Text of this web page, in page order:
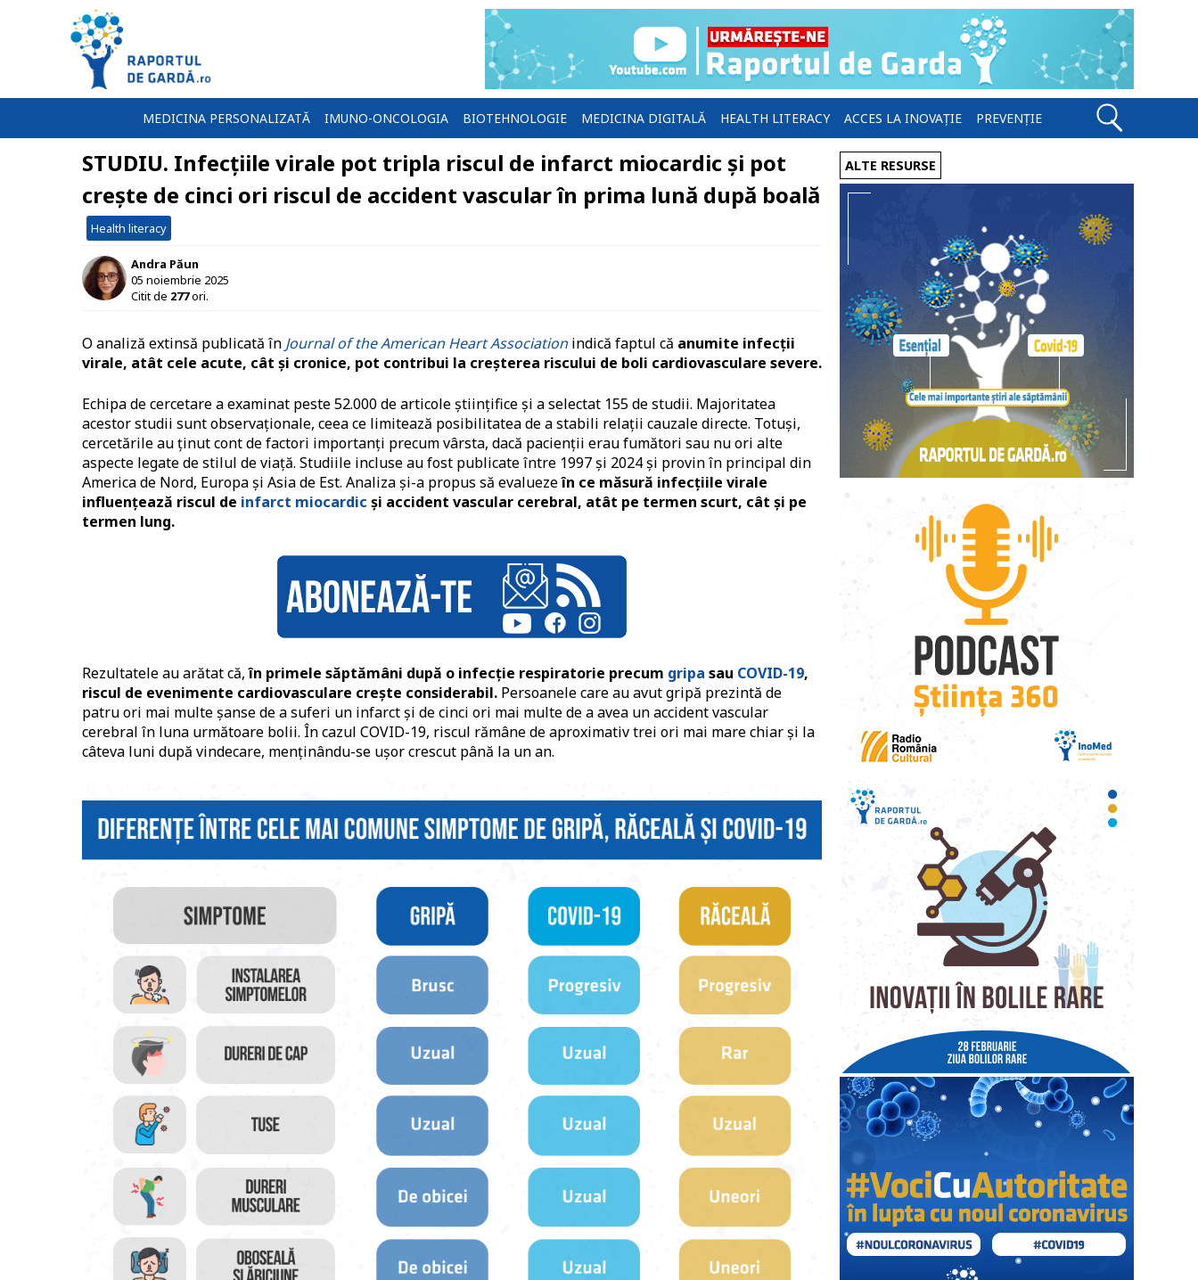
MEDICINA PERSONALIZATĂ IMUNO-ONCOLOGIA BIOTEHNOLOGIE MEDICINA DIGITALĂ HEALTH LITERACY ACCES LA INOVAȚIE PREVENȚIE
STUDIU. Infecțiile virale pot tripla riscul de infarct miocardic și pot
crește de cinci ori riscul de accident vascular în prima lună după boală
Health literacy
Andra Păun
05 noiembrie 2025
Citit de 277ori.
O analiză extinsă publicată în Journal of the American Heart Associationindică faptul că anumite infecții
virale, atât cele acute, cât și cronice, pot contribui la creșterea riscului de boli cardiovasculare severe.
Echipa de cercetare a examinat peste 52.000 de articole științifice și a selectat 155 de studii. Majoritatea
acestor studii sunt observaționale, ceea ce limitează posibilitatea de a stabili relații cauzale directe. Totuși,
cercetările au ținut cont de factori importanți precum vârsta, dacă pacienții erau fumători sau nu ori alte
aspecte legate de stilul de viață. Studiile incluse au fost publicate între 1997 și 2024 și provin în principal din
America de Nord, Europa și Asia de Est. Analiza și-a propus să evaluezeîn ce măsură infecțiile virale
influențează riscul de infarct miocardic și accident vascular cerebral, atât pe termen scurt, cât și pe
termen lung.
Rezultatele au arătat că,în primele săptămâni după o infecție respiratorie precum gripa sau COVID-19,
riscul de evenimente cardiovasculare crește considerabil. Persoanele care au avut gripă prezintă de
patru ori mai multe șanse de a suferi un infarct și de cinci ori mai multe de a avea un accident vascular
cerebral în luna următoare bolii. În cazul COVID-19, riscul rămâne de aproximativ trei ori mai mare chiar și la
câteva luni după vindecare, menținându-se ușor crescut până la un an.
ALTE RESURSE